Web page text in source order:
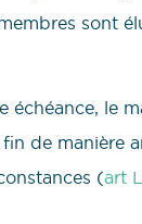
sont
échéance, le
de manière
(art